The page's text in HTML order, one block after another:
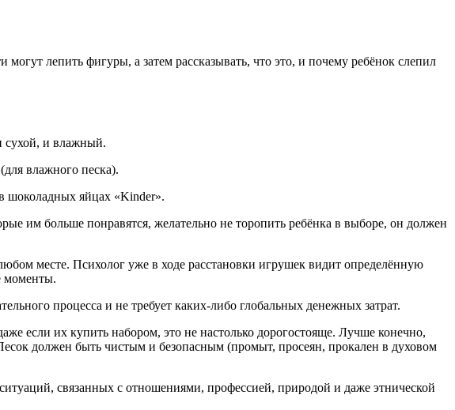
лепить фигуры, а затем рассказывать, что это, и почему ребёнок слепил
сухой, и влажный.
влажного песка).
шоколадных яйцах «Kinder».
им больше понравятся, желательно не торопить ребёнка в выборе, он должен
месте. Психолог уже в ходе расстановки игрушек видит определённую
моменты.
процесса и не требует каких-либо глобальных денежных затрат.
если их купить набором, это не настолько дорогостояще. Лучше конечно,
должен быть чистым и безопасным (промыт, просеян, прокален в духовом
связанных с отношениями, профессией, природой и даже этнической